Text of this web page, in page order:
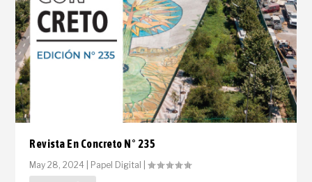
Revista En Concreto N° 235
May 28, 2024 Papel Digital |